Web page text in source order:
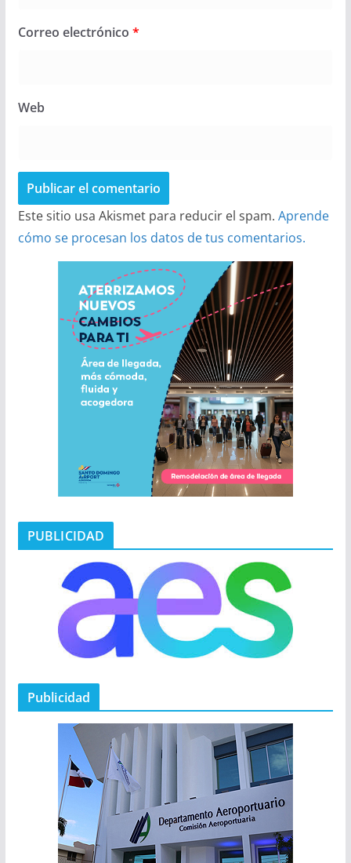
Correo electrónico *
Web
Este sitio usa Akismet para reducir el spam. Aprende
cómo se procesan los datos de tus comentarios.
PUBLICIDAD
Publicidad